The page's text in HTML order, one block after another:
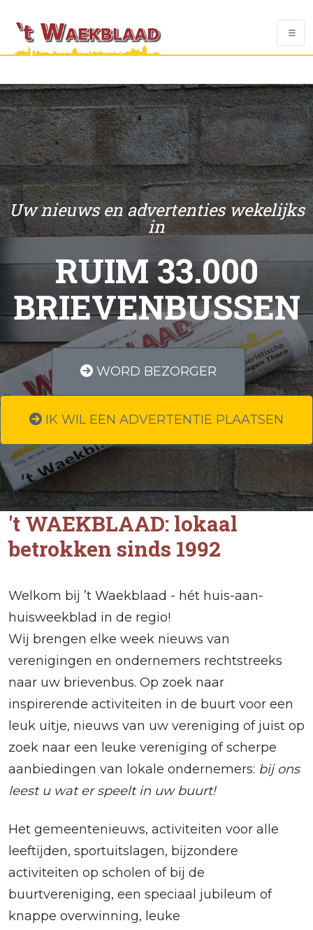
Uw nieuws en advertenties wekelijks
in
RUIM 33.000
BRIEVENBUSSEN
WORD BEZORGER
IK WIL EEN ADVERTENTIE PLAATSEN
't WAEKBLAAD: lokaal
betrokken sinds 1992
Welkom bij ’t Waekblaad - hét huis-aan-
huisweekblad in de regio!
Wij brengen elke week nieuws van
verenigingen en ondernemers rechtstreeks
naar uw brievenbus. Op zoek naar
inspirerende activiteiten in de buurt voor een
leuk uitje, nieuws van uw vereniging of juist op
zoek naar een leuke vereniging of scherpe
aanbiedingen van lokale ondernemers: bij ons
leest u wat er speelt in uw buurt!
Het gemeentenieuws, activiteiten voor alle
leeftijden, sportuitslagen, bijzondere
activiteiten op scholen of bij de
buurtvereniging, een speciaal jubileum of
knappe overwinning, leuke